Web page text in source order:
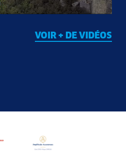
VOIR + DE VIDÉOS